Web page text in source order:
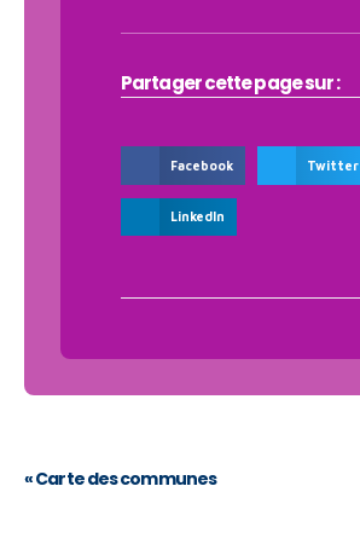
Partager cette page sur :
Facebook Twitter
LinkedIn
«Carte des communes